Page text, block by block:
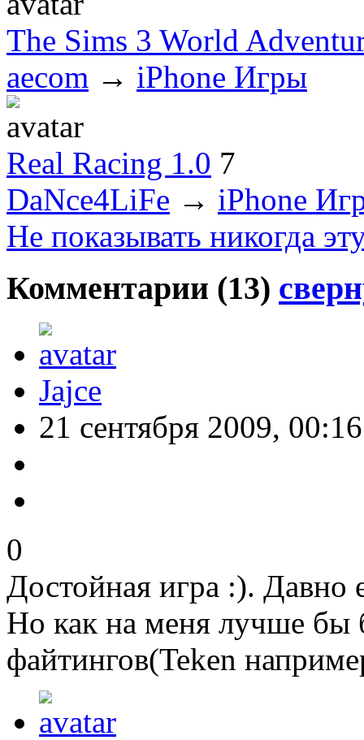
The Sims 3 World
aecom → iPhone Игры
Real Racing 1.0 7
DaNce4LiFe → iPhone
Не показывать никогда
Комментарии (13)
Jajce
21 сентября 2009, 00:16
0
Достойная игра :). Давно
Но как на меня лучше бы
файтингов(Teken